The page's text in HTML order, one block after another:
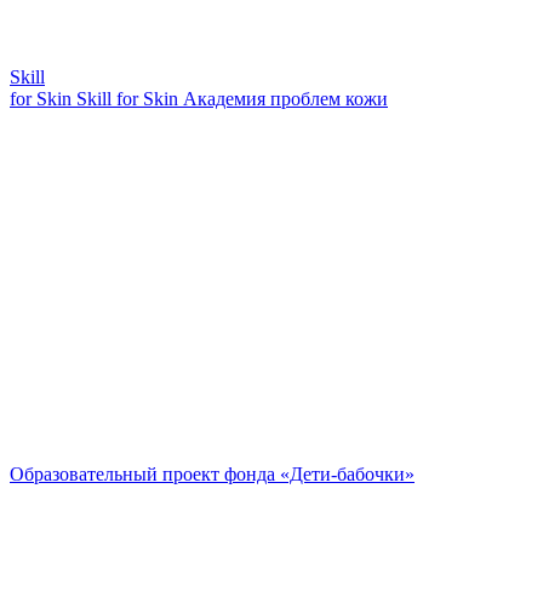
Skill
for Skin Skill for Skin Академия проблем кожи
Образовательный проект фонда «Дети-бабочки»